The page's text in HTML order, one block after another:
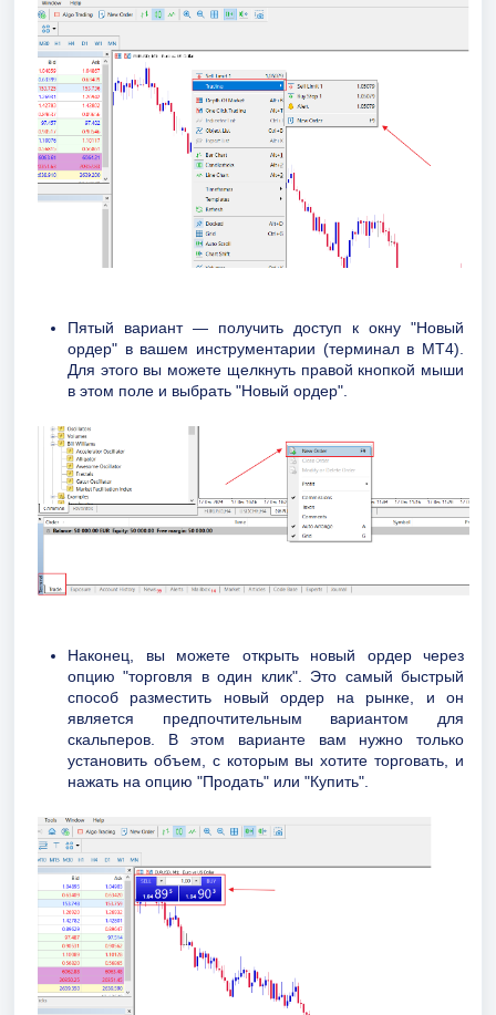
Пятый вариант — получить доступ к окну "Новый
ордер" в вашем инструментарии (терминал в MT4).
Для этого вы можете щелкнуть правой кнопкой мыши
в этом поле и выбрать "Новый ордер".
Наконец, вы можете открыть новый ордер через
опцию "торговля в один клик". Это самый быстрый
способ разместить новый ордер на рынке, и он
является предпочтительным вариантом для
скальперов. В этом варианте вам нужно только
установить объем, с которым вы хотите торговать, и
нажать на опцию "Продать" или "Купить".